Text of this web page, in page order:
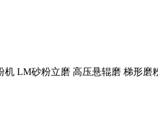
LM砂粉立磨 高压悬辊磨 梯形